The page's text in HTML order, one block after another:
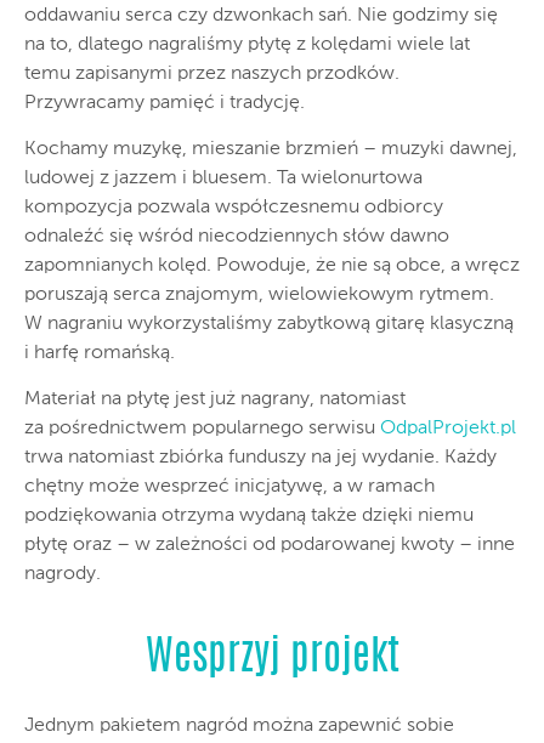
oddawaniu serca czy dzwonkach sań. Nie godzimy się
na to, dlatego nagraliśmy płytę z kolędami wiele lat
temu zapisanymi przez naszych przodków.
Przywracamy pamięć i tradycję.
Kochamy muzykę, mieszanie brzmień – muzyki dawnej,
ludowej z jazzem i bluesem. Ta wielonurtowa
kompozycja pozwala współczesnemu odbiorcy
odnaleźć się wśród niecodziennych słów dawno
zapomnianych kolęd. Powoduje, że nie są obce, a wręcz
poruszają serca znajomym, wielowiekowym rytmem.
W nagraniu wykorzystaliśmy zabytkową gitarę klasyczną
i harfę romańską.
Materiał na płytę jest już nagrany, natomiast
za pośrednictwem popularnego serwisu OdpalProjekt.pl
trwa natomiast zbiórka funduszy na jej wydanie. Każdy
chętny może wesprzeć inicjatywę, a w ramach
podziękowania otrzyma wydaną także dzięki niemu
płytę oraz – w zależności od podarowanej kwoty – inne
nagrody.
Wesprzyj projekt
Jednym pakietem nagród można zapewnić sobie